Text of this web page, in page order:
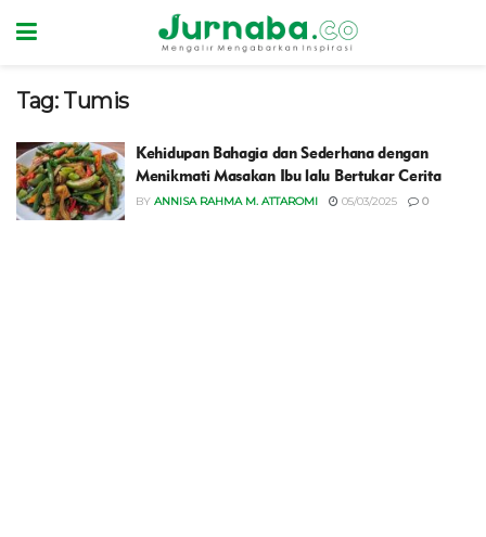
Tag: Tumis
Kehidupan Bahagia dan Sederhana dengan
Menikmati Masakan Ibu lalu Bertukar Cerita
BY ANNISA RAHMA M. ATTAROMI 05/03/2025 0